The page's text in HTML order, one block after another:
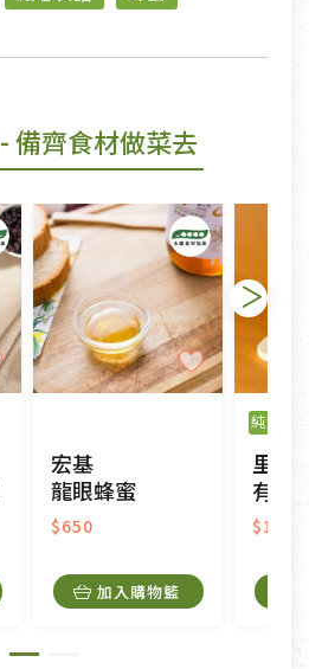
- 備齊食材做菜去
宏基
龍眼蜂蜜
$650
加入購物籃
純素
里仁
有機
$100